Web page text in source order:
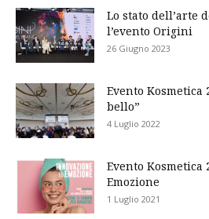
Lo stato dell’arte
l’evento Origini
26 Giugno 2023
Evento Kosmetica
bello”
4 Luglio 2022
Evento Kosmetica
Emozione
1 Luglio 2021